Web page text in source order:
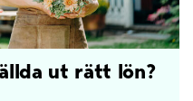
ut rätt lön?